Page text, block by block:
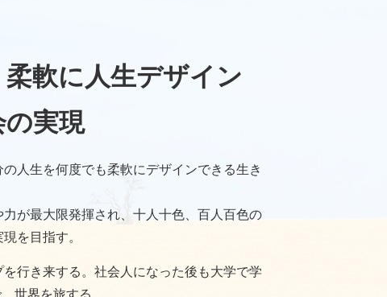
軟に人生デザイン
の実現
人生を何度でも柔軟にデザインできる生き
が最大限発揮され、十人十色、百人百色の
を目指す。
行き来する。社会人になった後も大学で学